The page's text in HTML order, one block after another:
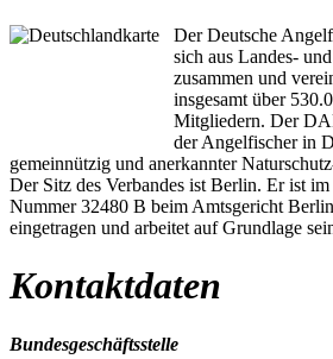
Der Deutsche
sich aus Landes-
zusammen und
insgesamt über
Mitgliedern. Der
der Angelfischer in
gemeinnützig und anerkannter
Der Sitz des Verbandes ist Berlin. Er ist
Nummer 32480 B beim Amtsgericht
eingetragen und arbeitet auf Grundlage
Kontaktdaten
Bundesgeschäftsstelle